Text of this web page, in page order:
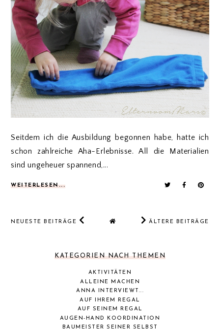
Seitdem ich die Ausbildung begonnen habe, hatte ich
schon zahlreiche Aha-Erlebnisse. All die Materialien
sind ungeheuer spannend,...
WEITERLESEN...
NEUESTE BEITRÄGE ÄLTERE BEITRÄGE
KATEGORIEN NACH THEMEN
AKTIVITÄTEN
ALLEINE MACHEN
ANNA INTERVIEWT...
AUF IHREM REGAL
AUF SEINEM REGAL
AUGEN-HAND KOORDINATION
BAUMEISTER SEINER SELBST